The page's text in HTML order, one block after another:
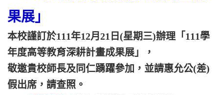
果展」
本校謹訂於111年12月21日(星期三)辦理「111學
年度高等教育深耕計畫成果展」，
敬邀貴校師長及同仁踴躍參加，並請惠允公(差)
假出席，請查照。